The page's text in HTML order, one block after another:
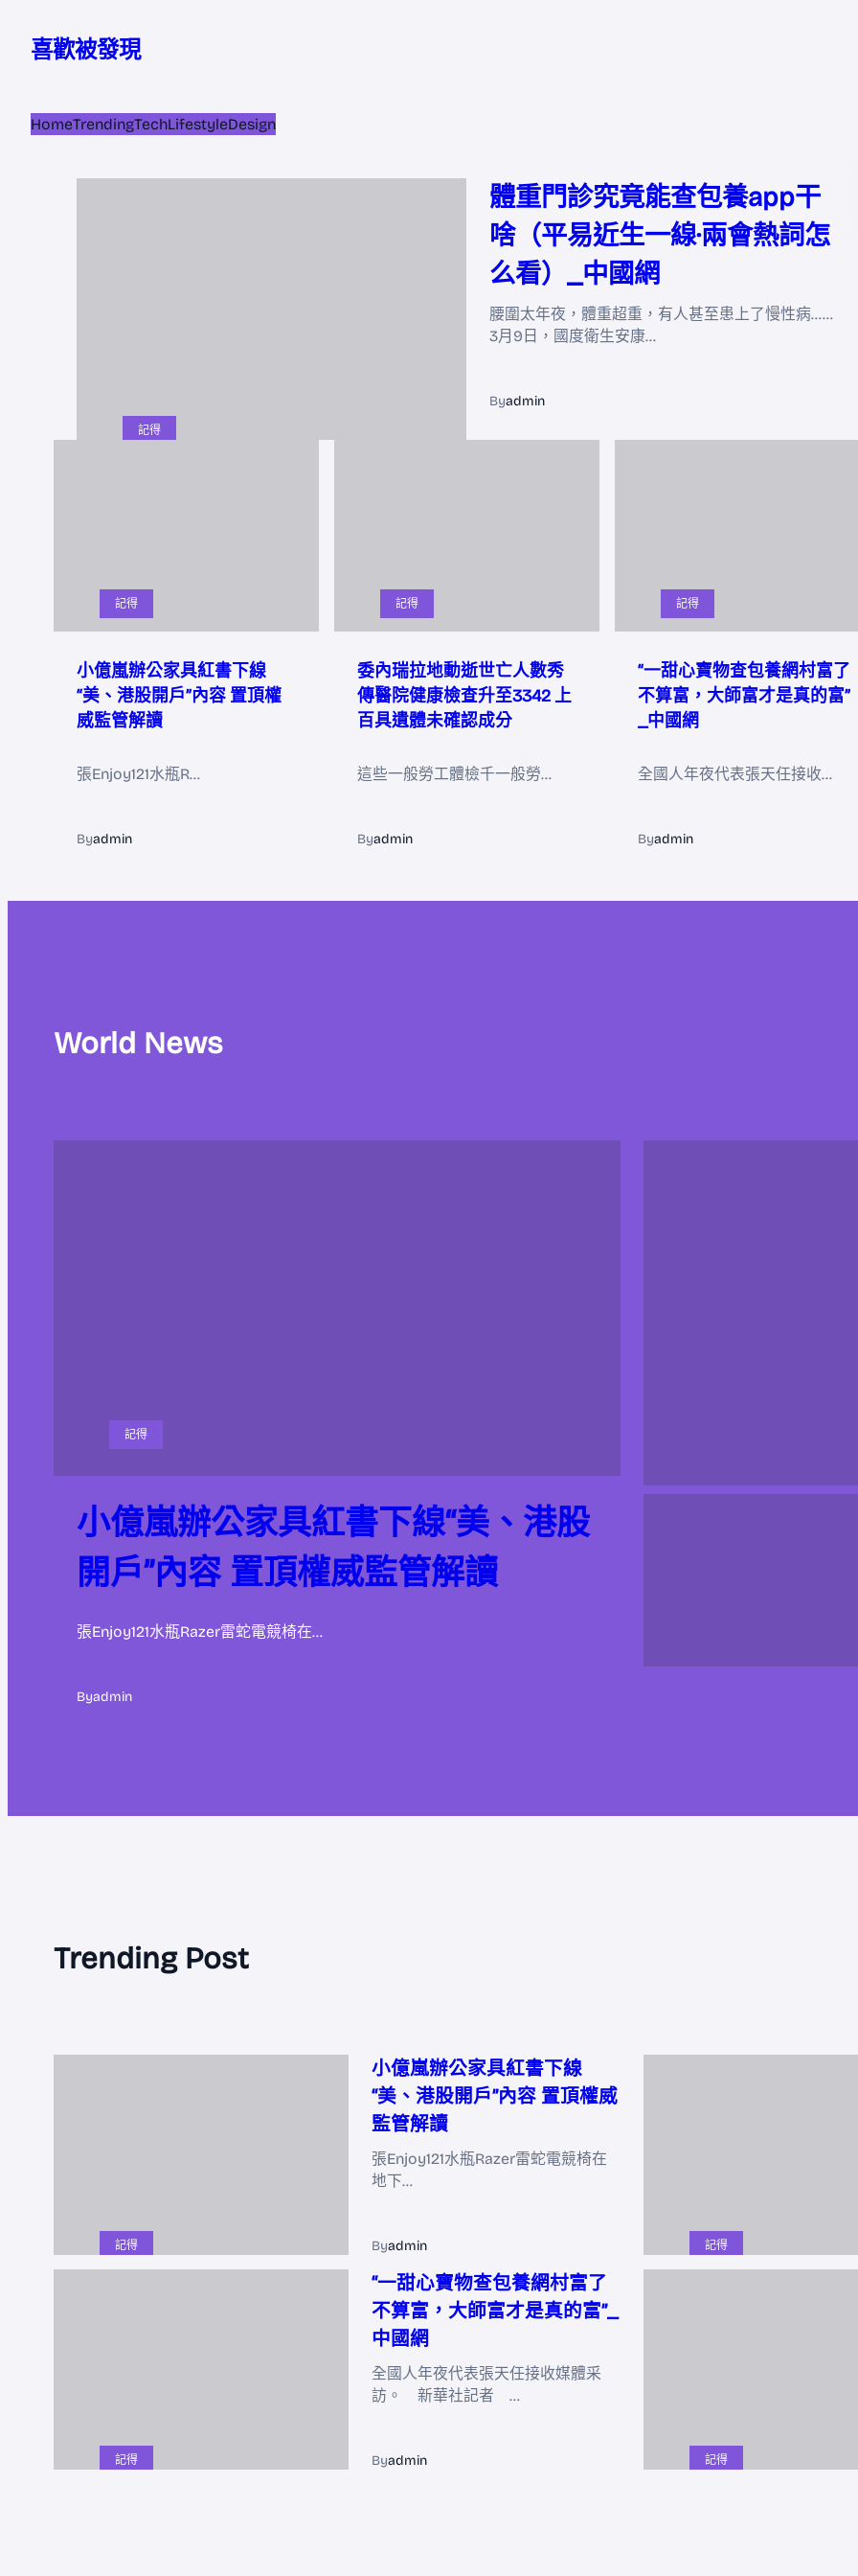
喜歡被發現
HomeTrendingTechLifestyleDesign
記得
體重門診究竟能查包養app干
啥（平易近生一線·兩會熱詞怎
么看）_中國網
腰圍太年夜，體重超重，有人甚至患上了慢性病……
3月9日，國度衛生安康…
Byadmin
記得
小億嵐辦公家具紅書下線
“美、港股開戶”內容 置頂權
威監管解讀
張Enjoy121水瓶R…
Byadmin
記得
委內瑞拉地動逝世亡人數秀
傳醫院健康檢查升至3342 上
百具遺體未確認成分
這些一般勞工體檢千一般勞…
Byadmin
記得
“一甜心寶物查包養網村富了
不算富，大師富才是真的富”
_中國網
全國人年夜代表張天任接收…
Byadmin
World News
記得
小億嵐辦公家具紅書下線“美、港股
開戶”內容 置頂權威監管解讀
張Enjoy121水瓶Razer雷蛇電競椅在…
Byadmin
Trending Post
記得
小億嵐辦公家具紅書下線
“美、港股開戶”內容 置頂權威
監管解讀
張Enjoy121水瓶Razer雷蛇電競椅在
地下…
Byadmin 記得
記得
“一甜心寶物查包養網村富了
不算富，大師富才是真的富”_
中國網
全國人年夜代表張天任接收媒體采
訪。 新華社記者 …
Byadmin 記得